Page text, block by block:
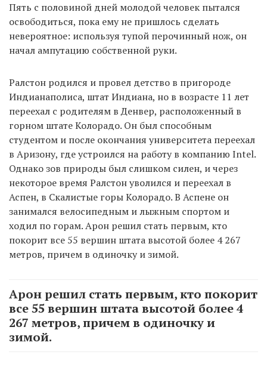
Пять с половиной дней молодой человек пытался
освободиться, пока ему не пришлось сделать
невероятное: используя тупой перочинный нож, он
начал ампутацию собственной руки.
Ралстон родился и провел детство в пригороде
Индианаполиса, штат Индиана, но в возрасте 11 лет
переехал с родителям в Денвер, расположенный в
горном штате Колорадо. Он был способным
студентом и после окончания университета переехал
в Аризону, где устроился на работу в компанию Intel.
Однако зов природы был слишком силен, и через
некоторое время Ралстон уволился и переехал в
Аспен, в Скалистые горы Колорадо. В Аспене он
занимался велосипедным и лыжным спортом и
ходил по горам. Арон решил стать первым, кто
покорит все 55 вершин штата высотой более 4 267
метров, причем в одиночку и зимой.
Арон решил стать первым, кто покорит
все 55 вершин штата высотой более 4
267 метров, причем в одиночку и
зимой.